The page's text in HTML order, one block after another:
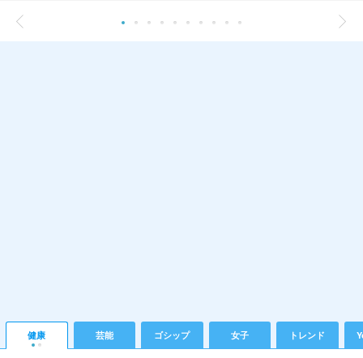
健康 芸能 ゴシップ 女子 トレンド